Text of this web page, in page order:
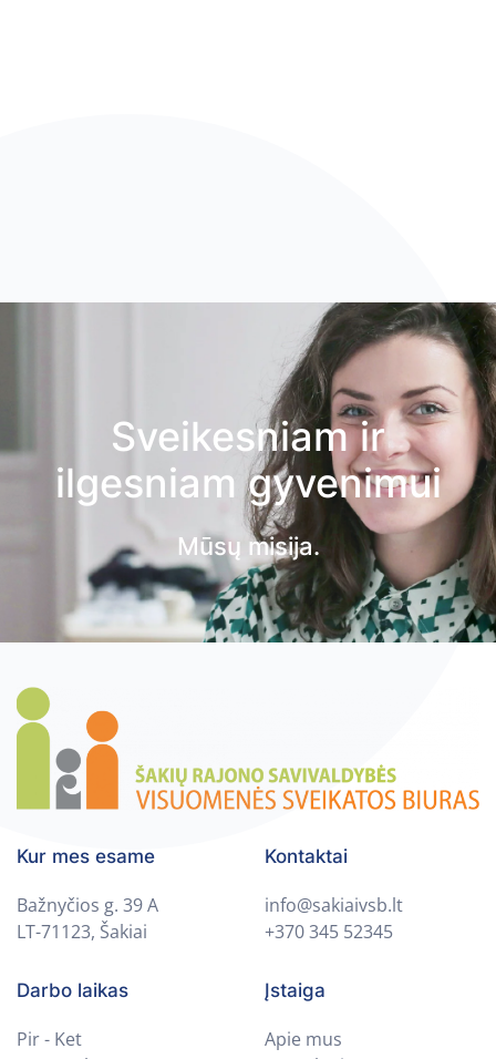
Sveikesniam ir
ilgesniam gyvenimui
Mūsų misija.
Kur mes esame
Bažnyčios g. 39 A
LT-71123, Šakiai
Kontaktai
info@sakiaivsb.lt
+370 345 52345
Darbo laikas
Pir - Ket
Įstaiga
Apie mus